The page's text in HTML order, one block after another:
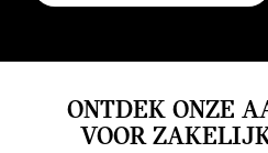
ONTDEK ONZE
VOOR